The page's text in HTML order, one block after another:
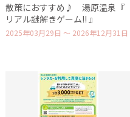
散策におすすめ♪ 湯原温泉『
リアル謎解きゲーム!! 』
2025年03月29日 ～ 2026年12月31日